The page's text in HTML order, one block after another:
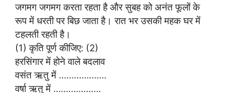
जगमग जगमग करता रहता है और सुबह को अनंत फूलों के
रूप में धरती पर बिछ जाता है। रात भर उसकी महक घर में
टहलती रहती है।
(1) कृति पूर्ण कीजिए: (2)
हरसिंगार में होने वाले बदलाव
वसंत ऋतु में ……………….
वर्षा ऋतु में ……………….